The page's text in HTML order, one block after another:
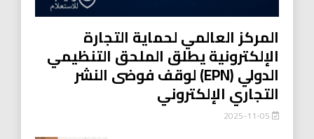
المركز العالمي لحماية التجارة
الإلكترونية يطلق الملحق التنظيمي
الدولي (EPN) لوقف فوضى النشر
التجاري الإلكتروني